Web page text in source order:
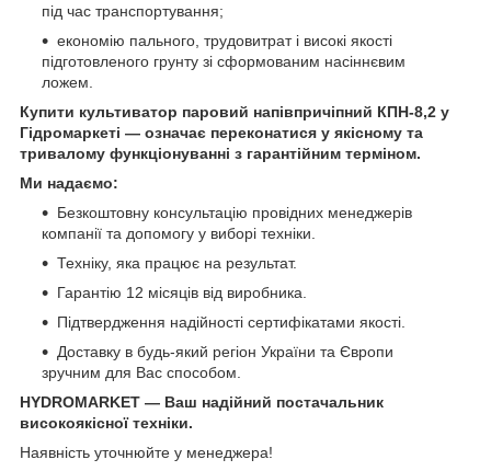
під час транспортування;
економію пального, трудовитрат і високі якості
підготовленого грунту зі сформованим насіннєвим
ложем.
Купити культиватор паровий напівпричіпний КПН-8,2 у
Гідромаркеті — означає переконатися у якісному та
тривалому функціонуванні з гарантійним терміном.
Ми надаємо:
Безкоштовну консультацію провідних менеджерів
компанії та допомогу у виборі техніки.
Техніку, яка працює на результат.
Гарантію 12 місяців від виробника.
Підтвердження надійності сертифікатами якості.
Доставку в будь-який регіон України та Європи
зручним для Вас способом.
HYDROMARKET — Ваш надійний постачальник
високоякісної техніки.
Наявність уточнюйте у менеджера!